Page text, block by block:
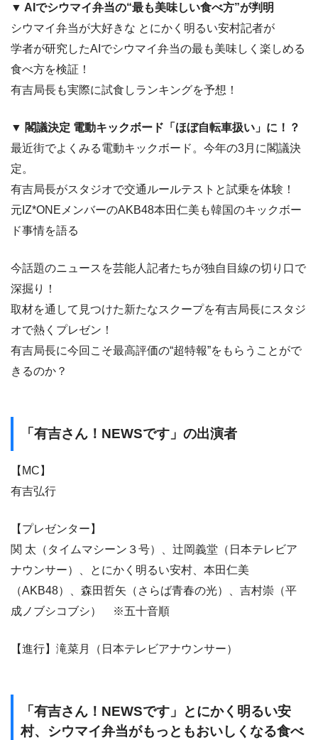
▼ AIでシウマイ弁当の“最も美味しい食べ方”が判明
シウマイ弁当が大好きな とにかく明るい安村記者が
学者が研究したAIでシウマイ弁当の最も美味しく楽しめる
食べ方を検証！
有吉局長も実際に試食しランキングを予想！
▼ 閣議決定 電動キックボード「ほぼ自転車扱い」に！？
最近街でよくみる電動キックボード。今年の3月に閣議決
定。
有吉局長がスタジオで交通ルールテストと試乗を体験！
元IZ*ONEメンバーのAKB48本田仁美も韓国のキックボー
ド事情を語る
今話題のニュースを芸能人記者たちが独自目線の切り口で
深掘り！
取材を通して見つけた新たなスクープを有吉局長にスタジ
オで熱くプレゼン！
有吉局長に今回こそ最高評価の“超特報”をもらうことがで
きるのか？
「有吉さん！NEWSです」の出演者
【MC】
有吉弘行
【プレゼンター】
関 太（タイムマシーン３号）、辻岡義堂（日本テレビア
ナウンサー）、とにかく明るい安村、本田仁美
（AKB48）、森田哲矢（さらば青春の光）、吉村崇（平
成ノブシコブシ） ※五十音順
【進行】滝菜月（日本テレビアナウンサー）
「有吉さん！NEWSです」とにかく明るい安
村、シウマイ弁当がもっともおいしくなる食べ